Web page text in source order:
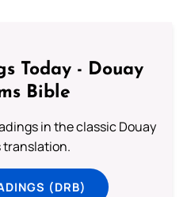
Today - Douay
Bible
in the classic Douay
translation.
(DRB)